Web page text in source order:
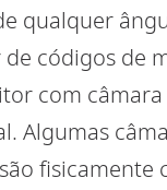
qualquer
códigos de
com câmara
Algumas
fisicamente